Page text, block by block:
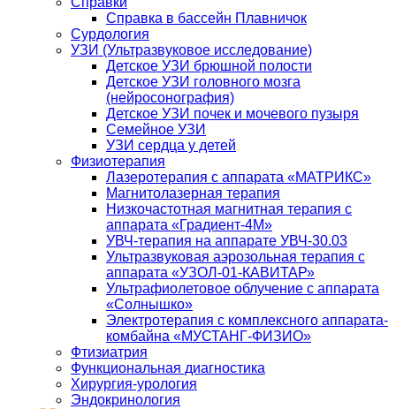
Справка в бассейн Плавничок
Сурдология
УЗИ (Ультразвуковое исследование)
Детское УЗИ брюшной полости
Детское УЗИ головного мозга
(нейросонография)
Детское УЗИ почек и мочевого пузыря
Семейное УЗИ
УЗИ сердца у детей
Физиотерапия
Лазеротерапия с аппарата «МАТРИКС»
Магнитолазерная терапия
Низкочастотная магнитная терапия с
аппарата «Градиент-4М»
УВЧ-терапия на аппарате УВЧ-30.03
Ультразвуковая аэрозольная терапия с
аппарата «УЗОЛ-01-КАВИТАР»
Ультрафиолетовое облучение с аппарата
«Солнышко»
Электротерапия с комплексного аппарата-
комбайна «МУСТАНГ-ФИЗИО»
Фтизиатрия
Функциональная диагностика
Хирургия-урология
Эндокринология